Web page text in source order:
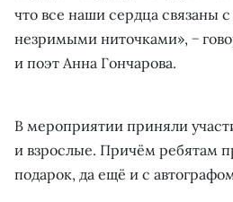
что все наши сердца связаны
незримыми ниточками», −
и поэт Анна Гончарова.
В мероприятии приняли
и взрослые. Причём ребятам
подарок, да ещё и с